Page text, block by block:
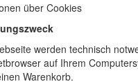
über Cookies
werden technisch
auf Ihrem
Warenkorb.